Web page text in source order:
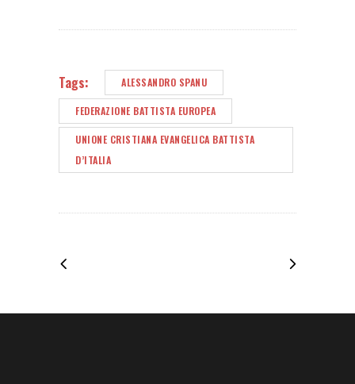
Tags: ALESSANDRO SPANU
FEDERAZIONE BATTISTA EUROPEA
UNIONE CRISTIANA EVANGELICA BATTISTA
D’ITALIA